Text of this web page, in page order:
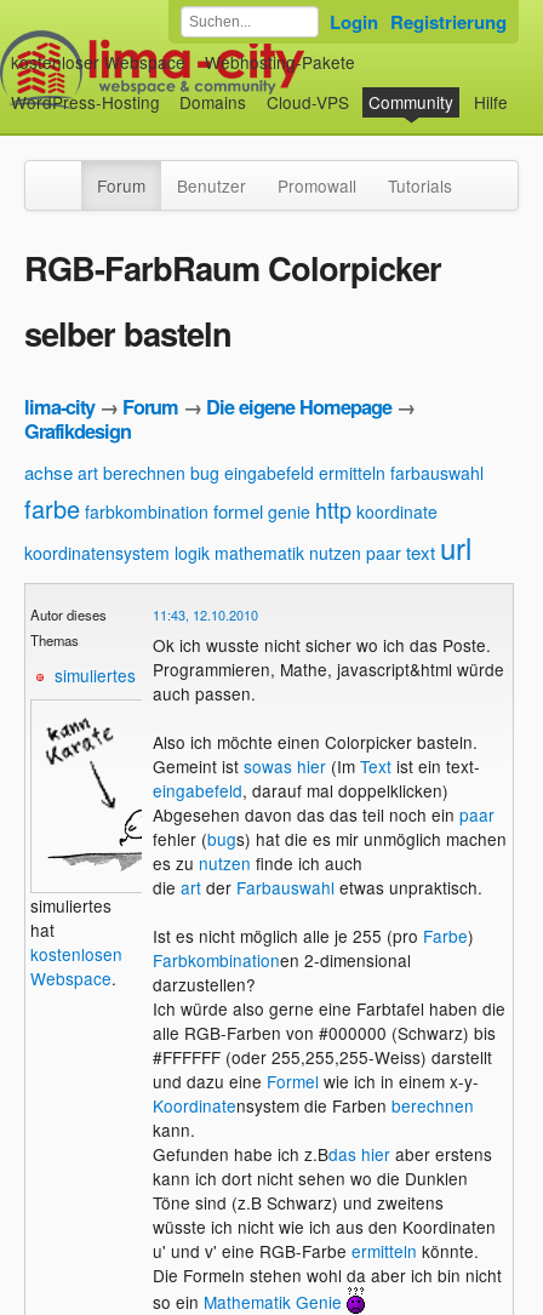
kostenloser Webspace
Webhosting-Pakete
WordPress-Hosting
Domains Cloud-VPS Community Hilfe
Login Registrierung
Forum Benutzer Promowall Tutorials
RGB-FarbRaum Colorpicker
selber basteln
lima-city→ Forum → Die eigene Homepage→
Grafikdesign
achse art berechnen bug eingabefeld ermitteln farbauswahl
farbe farbkombination formel genie http koordinate
koordinatensystem logik mathematik nutzen paar text url
Autor dieses
Themas
simuliertes
simuliertes
hat
kostenlosen
Webspace.
11:43, 12.10.2010
Ok ich wusste nicht sicher wo ich das Poste.
Programmieren, Mathe, javascript&html würde
auch passen.
Also ich möchte einen Colorpicker basteln.
Gemeint ist sowas hier(Im Textist ein text-
eingabefeld, darauf mal doppelklicken)
Abgesehen davon das das teil noch ein paar
fehler (bugs) hat die es mir unmöglich machen
es zu nutzen finde ich auch
die artder Farbauswahl etwas unpraktisch.
Ist es nicht möglich alle je 255 (pro Farbe)
Farbkombinationen 2-dimensional
darzustellen?
Ich würde also gerne eine Farbtafel haben die
alle RGB-Farben von #000000 (Schwarz) bis
#FFFFFF (oder 255,255,255-Weiss) darstellt
und dazu eine Formel wie ich in einem x-y-
Koordinatensystem die Farben berechnen
kann.
Gefunden habe ich z.Bdas hieraber erstens
kann ich dort nicht sehen wo die Dunklen
Töne sind (z.B Schwarz) und zweitens
wüsste ich nicht wie ich aus den Koordinaten
u' und v' eine RGB-Farbe ermitteln könnte.
Die Formeln stehen wohl da aber ich bin nicht
so ein Mathematik Genie